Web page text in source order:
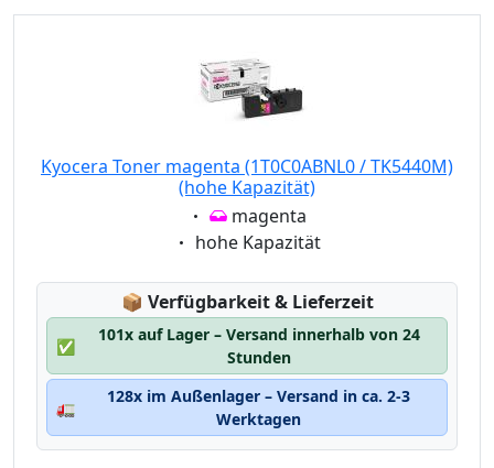
Kyocera Toner magenta (1T0C0ABNL0 / TK5440M)
(hohe Kapazität)
Eigenschaft:
magenta
Eigenschaft:
hohe Kapazität
📦 Lagerstatus:
Verfügbarkeit & Lieferzeit
✅
101x auf Lager – Versand innerhalb von 24
Stunden
🚛
128x im Außenlager – Versand in ca. 2-3
Werktagen